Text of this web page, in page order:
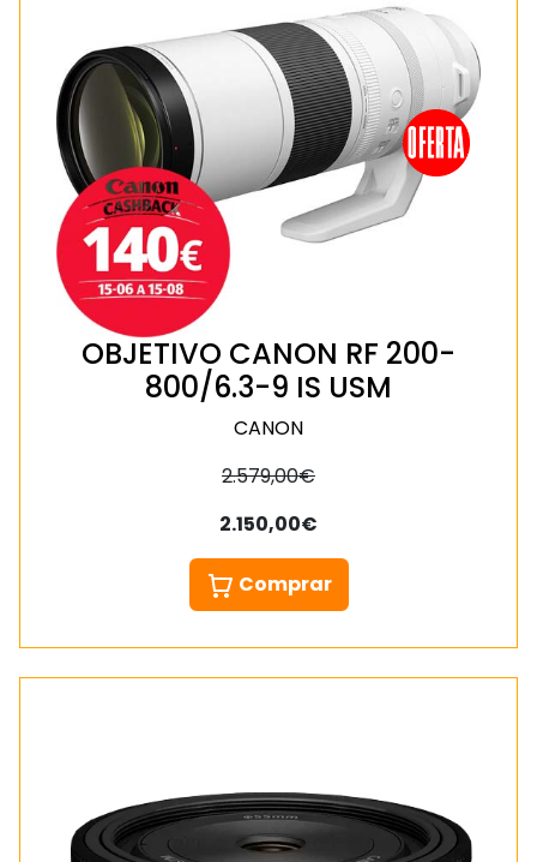
OBJETIVO CANON RF 200-
800/6.3-9 IS USM
CANON
2.579,00€
2.150,00€
Comprar